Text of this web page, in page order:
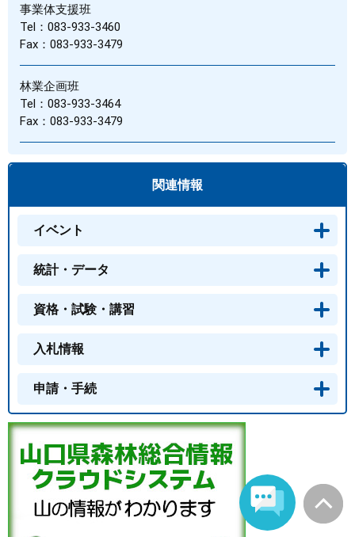
事業体支援班
Tel：083-933-3460
Fax：083-933-3479
林業企画班
Tel：083-933-3464
Fax：083-933-3479
関連情報
イベント
統計・データ
資格・試験・講習
入札情報
申請・手続